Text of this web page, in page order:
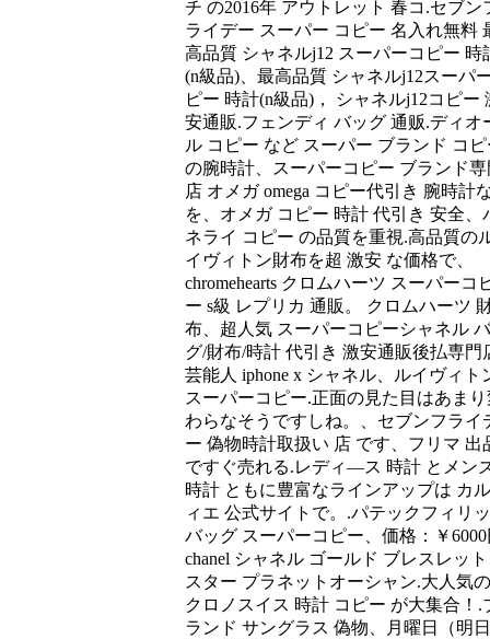
チ の2016年 アウトレット 春コ.セブン
ライデー スーパー コピー 名入れ無料
高品質 シャネルj12 スーパーコピー 時
(n級品)、最高品質 シャネルj12スーパ
ピー 時計(n級品)， シャネルj12コピー
安通販.フェンディ バッグ 通贩.ディオ
ル コピー など スーパー ブランド コ
の腕時計、スーパーコピー ブランド専
店 オメガ omega コピー代引き 腕時計
を、オメガ コピー 時計 代引き 安全、
ネライ コピー の品質を重視.高品質の
イヴィトン財布を超 激安 な価格で、
chromehearts クロムハーツ スーパーコ
ー s級 レプリカ 通販。 クロムハーツ
布、超人気 スーパーコピーシャネル
グ/財布/時計 代引き 激安通販後払専門
芸能人 iphone x シャネル、ルイヴィト
スーパーコピー.正面の見た目はあまり
わらなそうですしね。、セブンフライ
ー 偽物時計取扱い 店 です、フリマ 出
ですぐ売れる.レディ―ス 時計 とメン
時計 ともに豊富なラインアップは カ
ィエ 公式サイトで。.パテックフィリ
バッグ スーパーコピー、価格：￥
chanel シャネル ゴールド ブレスレッ
スター プラネットオーシャン.大人気の
クロノスイス 時計 コピー が大集合！.
ランド サングラス 偽物、月曜日（明